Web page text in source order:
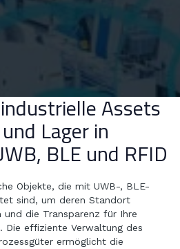
Assets
Lager in
BLE und RFID
Objekte, die mit UWB-, BLE-
sind, um deren Standort
die Transparenz für Ihre
Die effiziente Verwaltung des
ermöglicht die